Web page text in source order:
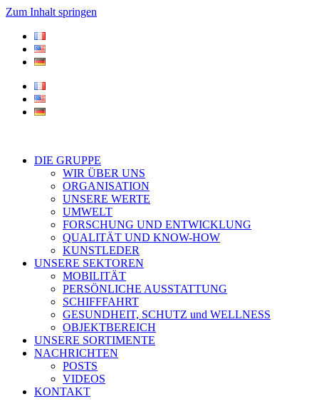
Zum Inhalt springen
DIE GRUPPE
WIR ÜBER UNS
ORGANISATION
UNSERE WERTE
UMWELT
FORSCHUNG UND ENTWICKLUNG
QUALITÄT UND KNOW-HOW
KUNSTLEDER
UNSERE SEKTOREN
MOBILITÄT
PERSÖNLICHE AUSSTATTUNG
SCHIFFFAHRT
GESUNDHEIT, SCHUTZ und WELLNESS
OBJEKTBEREICH
UNSERE SORTIMENTE
NACHRICHTEN
POSTS
VIDEOS
KONTAKT